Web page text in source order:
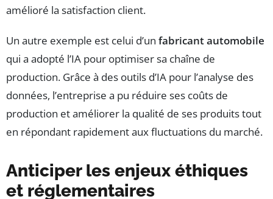
amélioré la satisfaction client.
Un autre exemple est celui d’un fabricant automobile
qui a adopté l’IA pour optimiser sa chaîne de
production. Grâce à des outils d’IA pour l’analyse des
données, l’entreprise a pu réduire ses coûts de
production et améliorer la qualité de ses produits tout
en répondant rapidement aux fluctuations du marché.
Anticiper les enjeux éthiques
et réglementaires